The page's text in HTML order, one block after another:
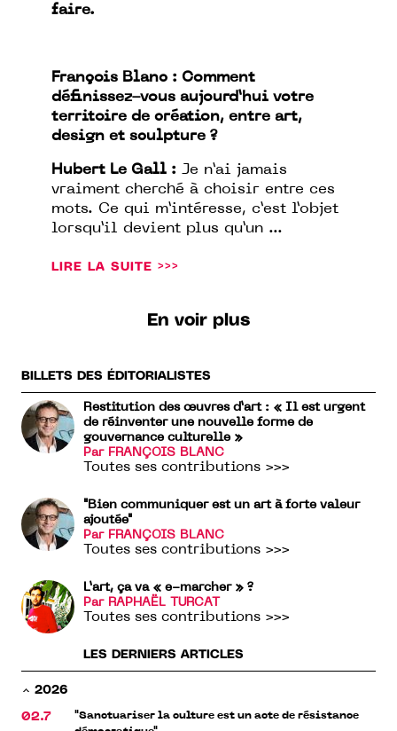
faire.
François Blanc : Comment
définissez-vous aujourd’hui votre
territoire de création, entre art,
design et sculpture ?
Hubert Le Gall : Je n’ai jamais
vraiment cherché à choisir entre ces
mots. Ce qui m’intéresse, c’est l’objet
lorsqu’il devient plus qu’un ...
LIRE LA SUITE >>>
En voir plus
BILLETS DES ÉDITORIALISTES
Restitution des œuvres d’art : « Il est urgent
de réinventer une nouvelle forme de
gouvernance culturelle »
Par FRANÇOIS BLANC
Toutes ses contributions >>>
"Bien communiquer est un art à forte valeur
ajoutée"
Par FRANÇOIS BLANC
Toutes ses contributions >>>
L’art, ça va « e-marcher » ?
Par RAPHAËL TURCAT
Toutes ses contributions >>>
LES DERNIERS ARTICLES
2026
02.7
"Sanctuariser la culture est un acte de résistance